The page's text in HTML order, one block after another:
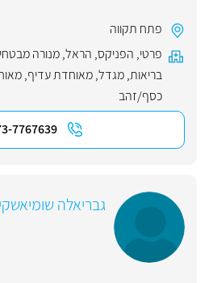
פתח תקווה
פרטי, הפניקס, הראל,מנורה
בריאות,מגדל,מאוחדת עדיף,
כסף/זהב
7767639
גבריאלה